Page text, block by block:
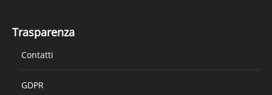
Trasparenza
Contatti
GDPR